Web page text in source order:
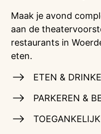
Maak je avond
aan de
restaurants in
eten.
ETEN &
PARKEREN &